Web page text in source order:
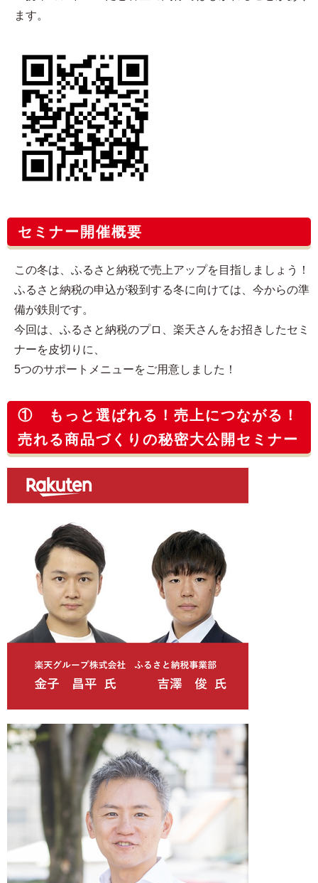
ます。
セミナー開催概要
この冬は、ふるさと納税で売上アップを目指しましょう！
ふるさと納税の申込が殺到する冬に向けては、今からの準
備が鉄則です。
今回は、ふるさと納税のプロ、楽天さんをお招きしたセミ
ナーを皮切りに、
5つのサポートメニューをご用意しました！
① もっと選ばれる！売上につながる！
売れる商品づくりの秘密大公開セミナー